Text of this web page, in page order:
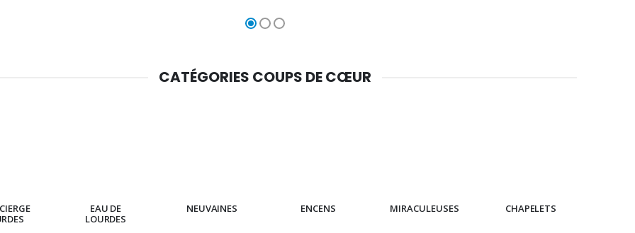
CATÉGORIES COUPS DE CŒUR
EAU DE
LOURDES
NEUVAINES ENCENS MIRACULEUSES CHAPELETS